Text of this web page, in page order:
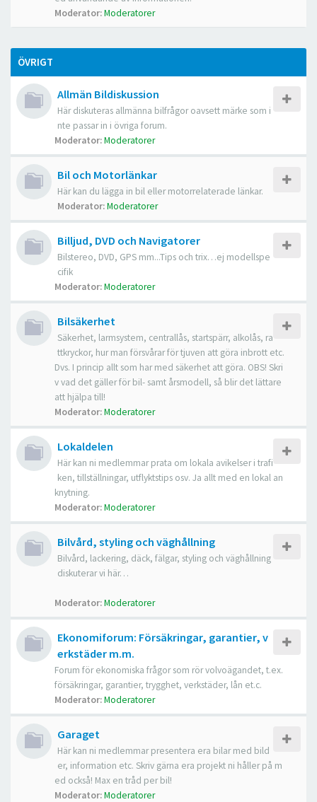
Moderator:Moderatorer
ÖVRIGT
Allmän Bildiskussion
Här diskuteras allmänna bilfrågor oavsett märke som i
nte passar in i övriga forum.
Moderator:Moderatorer
Bil och Motorlänkar
Här kan du lägga in bil eller motorrelaterade länkar.
Moderator:Moderatorer
Billjud, DVD och Navigatorer
Bilstereo, DVD, GPS mm...Tips och trix…ej modellspe
cifik
Moderator:Moderatorer
Bilsäkerhet
Säkerhet, larmsystem, centrallås, startspärr, alkolås, ra
ttkryckor, hur man försvårar för tjuven att göra inbrott etc.
Dvs. I princip allt som har med säkerhet att göra. OBS! Skri
v vad det gäller för bil- samt årsmodell, så blir det lättare
att hjälpa till!
Moderator:Moderatorer
Lokaldelen
Här kan ni medlemmar prata om lokala avikelser i trafi
ken, tillställningar, utflyktstips osv. Ja allt med en lokal an
knytning.
Moderator:Moderatorer
Bilvård, styling och väghållning
Bilvård, lackering, däck, fälgar, styling och väghållning
diskuterar vi här…
Moderator:Moderatorer
Ekonomiforum: Försäkringar, garantier, v
erkstäder m.m.
Forum för ekonomiska frågor som rör volvoägandet, t.ex.
försäkringar, garantier, trygghet, verkstäder, lån et.c.
Moderator:Moderatorer
Garaget
Här kan ni medlemmar presentera era bilar med bild
er, information etc. Skriv gärna era projekt ni håller på m
ed också! Max en tråd per bil!
Moderator:Moderatorer